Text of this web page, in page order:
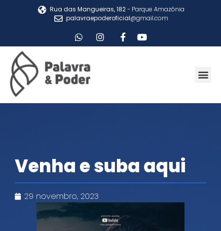
Rua das Mangueiras, 182- Parque Amazônia
palavraepoderoficial@gmail.com
Venha e suba aqui
29 novembro, 2023